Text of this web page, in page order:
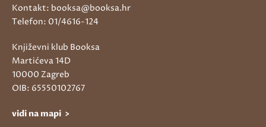
Kontakt: booksa@booksa.hr
Telefon: 01/4616-124
Književni klub Booksa
Martićeva 14D
10000 Zagreb
OIB: 65550102767
vidi na mapi >